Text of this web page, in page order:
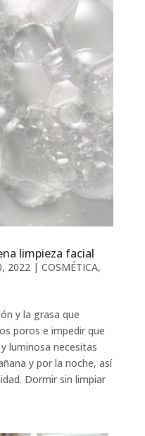
limpieza facial
2022| COSMÉTICA,
y la grasa que
poros e impedir que
luminosa necesitas
y por la noche, así
Dormir sin limpiar